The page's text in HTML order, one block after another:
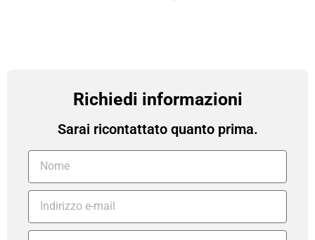
Richiedi informazioni
Sarai ricontattato quanto prima.